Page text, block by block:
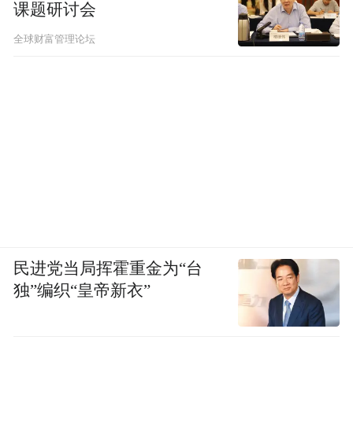
课题研讨会
全球财富管理论坛
民进党当局挥霍重金为“台
独”编织“皇帝新衣”